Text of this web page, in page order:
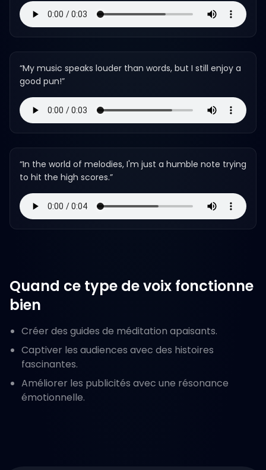
“My music speaks louder than words, but I still enjoy a
good pun!”
“In the world of melodies, I'm just a humble note trying
to hit the high scores.”
Quand ce type de voix fonctionne
bien
Créer des guides de méditation apaisants.
Captiver les audiences avec des histoires
fascinantes.
Améliorer les publicités avec une résonance
émotionnelle.